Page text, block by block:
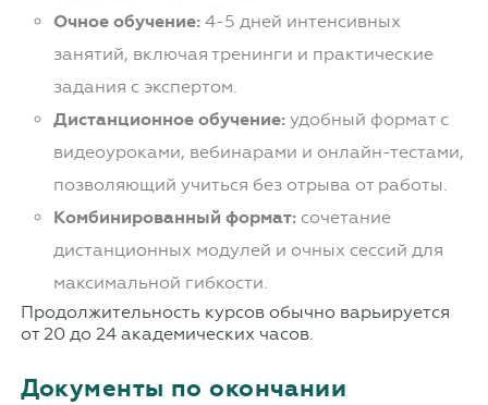
Очное обучение:4-5 дней интенсивных
занятий, включая тренинги и практические
задания с экспертом.
Дистанционное обучение:удобный формат с
видеоуроками, вебинарами и онлайн-тестами,
позволяющий учиться без отрыва от работы.
Комбинированный формат:сочетание
дистанционных модулей и очных сессий для
максимальной гибкости.
Продолжительность курсов обычно варьируется
от 20 до 24 академических часов.
Документы по окончании